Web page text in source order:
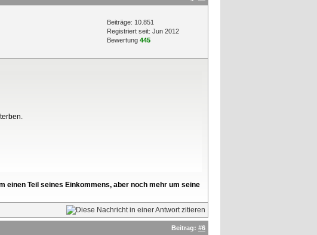
Beiträge: 10.851
Registriert seit: Jun 2012
Bewertung 445
Teil seines Einkommens, aber noch mehr um seine
Beitrag: #6